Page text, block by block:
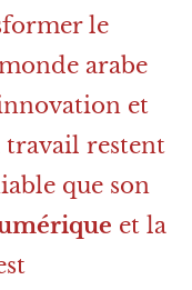
le
arabe
et
travail restent
que son
et la